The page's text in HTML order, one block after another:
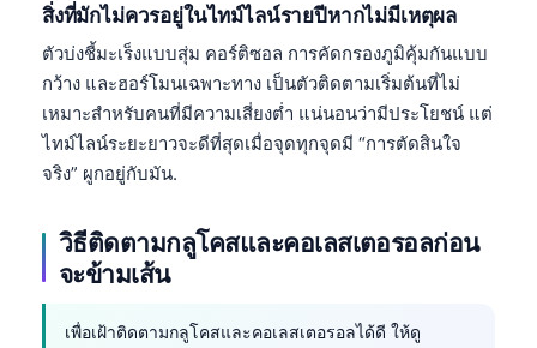
สิ่งที่มักไม่ควรอยู่ในไทม์ไลน์รายปีหากไม่มีเหตุผล
ตัวบ่งชี้มะเร็งแบบสุ่ม คอร์ติซอล การคัดกรองภูมิคุ้มกันแบบ
กว้าง และฮอร์โมนเฉพาะทาง เป็นตัวติดตามเริ่มต้นที่ไม่
เหมาะสำหรับคนที่มีความเสี่ยงต่ำ แน่นอนว่ามีประโยชน์ แต่
ไทม์ไลน์ระยะยาวจะดีที่สุดเมื่อจุดทุกจุดมี “การตัดสินใจ
จริง” ผูกอยู่กับมัน.
วิธีติดตามกลูโคสและคอเลสเตอรอลก่อน
จะข้ามเส้น
เพื่อเฝ้าติดตามกลูโคสและคอเลสเตอรอลได้ดี ให้ดู